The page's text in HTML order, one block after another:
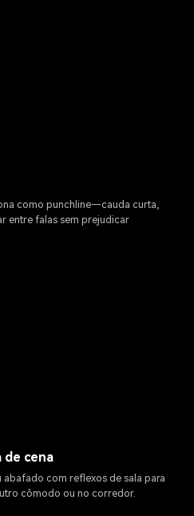
como punchline—cauda curta,
entre falas sem prejudicar
de cena
abafado com reflexos de sala para
cômodo ou no corredor.